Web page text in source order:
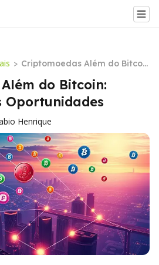
> Criptomoedas Além do Bitcoi
n: Explore Novas Oportunidad
es
do Bitcoin:
Oportunidades
Henrique